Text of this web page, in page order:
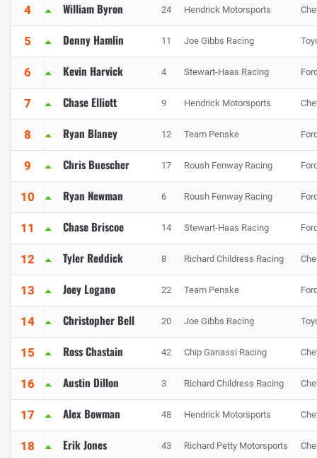
4 William Byron 24 Hendrick Motorsports
5 Denny Hamlin 11 Joe Gibbs Racing
6 Kevin Harvick 4 Stewart-Haas Racing
7 Chase Elliott 9 Hendrick Motorsports
8 Ryan Blaney 12 Team Penske
9 Chris Buescher 17 Roush Fenway Racing
10 Ryan Newman 6 Roush Fenway Racing
11 Chase Briscoe 14 Stewart-Haas Racing
12 Tyler Reddick 8 Richard Childress Racing
13 Joey Logano 22 Team Penske
14 Christopher Bell 20 Joe Gibbs Racing
15 Ross Chastain 42 Chip Ganassi Racing
16 Austin Dillon 3 Richard Childress Racing
17 Alex Bowman 48 Hendrick Motorsports
18 Erik Jones 43 Richard Petty Motorsports